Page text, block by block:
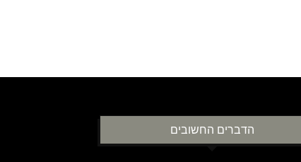
הדברים החשובים